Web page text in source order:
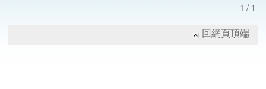
1/1
回網頁頂端